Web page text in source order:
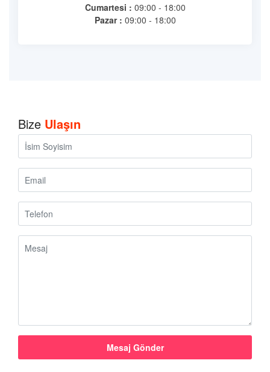
Cumartesi : 09:00 - 18:00
Pazar : 09:00 - 18:00
Bize Ulaşın